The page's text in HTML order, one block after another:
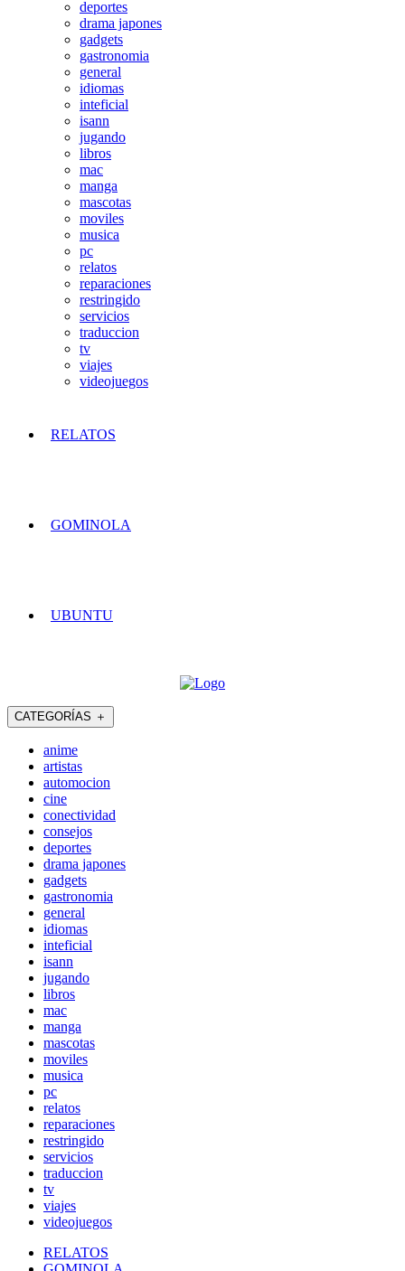
deportes
drama japones
gadgets
gastronomia
general
idiomas
inteficial
isann
jugando
libros
mac
manga
mascotas
moviles
musica
pc
relatos
reparaciones
restringido
servicios
traduccion
tv
viajes
videojuegos
RELATOS
GOMINOLA
UBUNTU
CATEGORÍAS ＋
anime
artistas
automocion
cine
conectividad
consejos
deportes
drama japones
gadgets
gastronomia
general
idiomas
inteficial
isann
jugando
libros
mac
manga
mascotas
moviles
musica
pc
relatos
reparaciones
restringido
servicios
traduccion
tv
viajes
videojuegos
RELATOS